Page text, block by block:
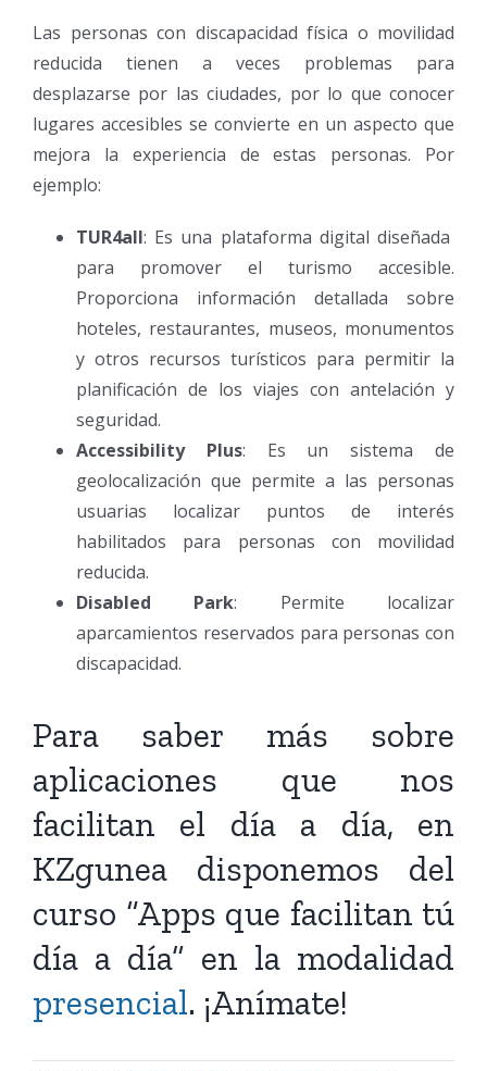
Las personas con discapacidad física o movilidad
reducida tienen a veces problemas para
desplazarse por las ciudades, por lo que conocer
lugares accesibles se convierte en un aspecto que
mejora la experiencia de estas personas. Por
ejemplo:
TUR4all: Es una plataforma digital diseñada
para promover el turismo accesible.
Proporciona información detallada sobre
hoteles, restaurantes, museos, monumentos
y otros recursos turísticos para permitir la
planificación de los viajes con antelación y
seguridad.
Accessibility Plus: Es un sistema de
geolocalización que permite a las personas
usuarias localizar puntos de interés
habilitados para personas con movilidad
reducida.
Disabled Park: Permite localizar
aparcamientos reservados para personas con
discapacidad.
Para saber más sobre
aplicaciones que nos
facilitan el día a día, en
KZgunea disponemos del
curso “Apps que facilitan tú
día a día” en la modalidad
presencial. ¡Anímate!